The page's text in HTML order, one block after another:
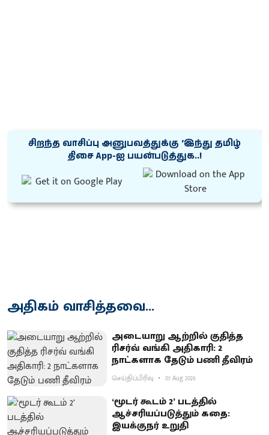
சிறந்த வாசிப்பு அனுபவத்துக்கு ‘இந்து தமிழ்
திசை App-ஐ பயன்படுத்துக..!
அதிகம் வாசித்தவை...
அடையாறு ஆற்றில் குதித்த
ரிசர்வ் வங்கி அதிகாரி: 2
நாட்களாக தேடும் பணி தீவிரம்
செய்திப்பிரிவு 07 Aug 2026
‘மூடர் கூடம் 2’ படத்தில்
ஆச்சரியப்படுத்​தும் கதை:
இயக்குநர் உறுதி